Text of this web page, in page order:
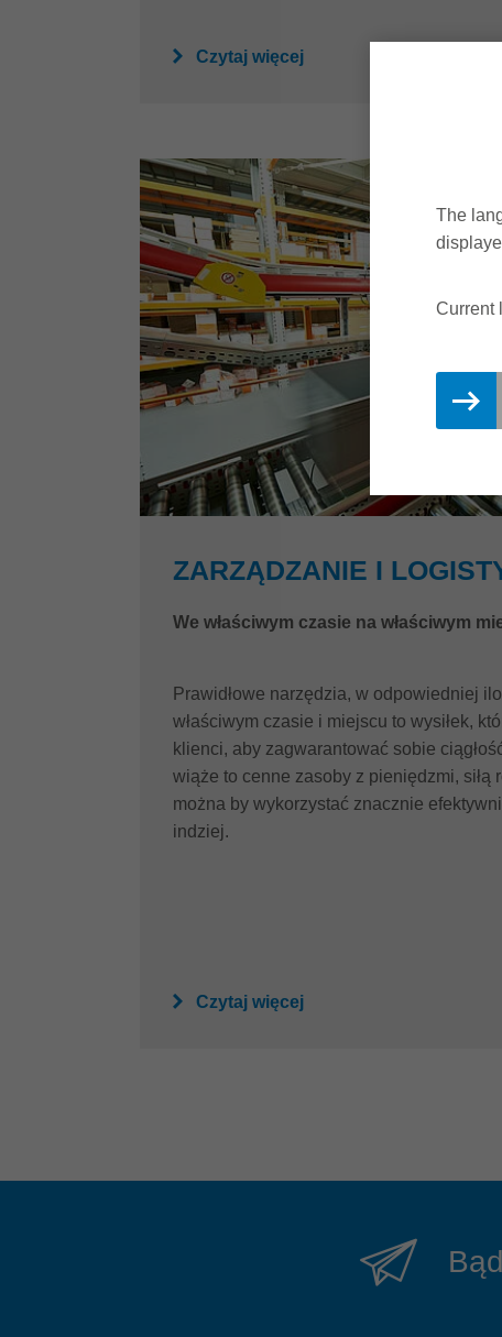
Czytaj więcej
ZARZĄDZANIE I
We właściwym czasie na właściwym
Prawidłowe narzędzia, w odpowiedniej
właściwym czasie i miejscu to wysiłek,
klienci, aby zagwarantować sobie
wiąże to cenne zasoby z pieniędzmi, siłą
można by wykorzystać znacznie
indziej.
Czytaj więcej
The
Current